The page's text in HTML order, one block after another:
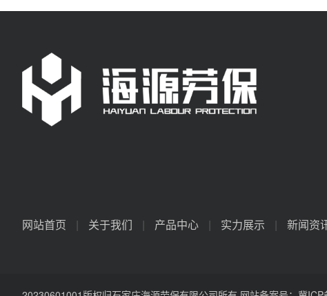
网站首页 | 关于我们 | 产品中心 | 实力展示 | 新闻资